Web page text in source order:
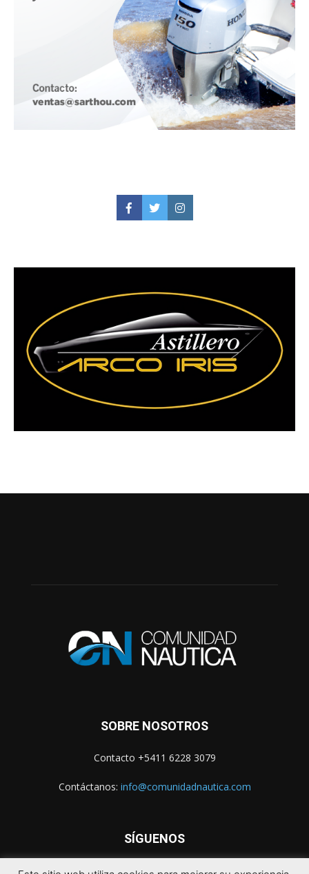
FacebookTwitterInstagram
SOBRE NOSOTROS
Contacto +5411 6228 3079
Contáctanos: info@comunidadnautica.com
SÍGUENOS